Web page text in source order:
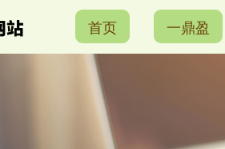
首页 一鼎盈